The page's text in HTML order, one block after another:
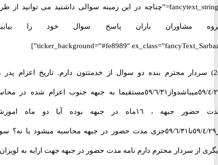
fancytext_strings=”چناچه در این زمینه سوالی داشتید می توانید از طریق
مشاوران باران پاسخ سوال خود را بیابید.”
ticker_background=”#fe8989″
سردار محترم بنده دو سوال از خدمتتون دارم. تاریخ اعزام پدر من
٥٩/٤/٢٩میباشدواز٥٩/٦/٣١مستقیما به جبهه جنوب اعزام شده در محاسبه
مدت حضور جبهه ، ١٦ماه در جبهه بوده آیا دو ماه اموزشی
از٥٩/٤/٢٩تا٥٩/٦/٣١جزی مدت حضور در جبهه محاسبه میشود یا نه؟ سوال
از سردار محترم دارم نامه مدت حضور در جبهه جهت ارایه به لویزان به